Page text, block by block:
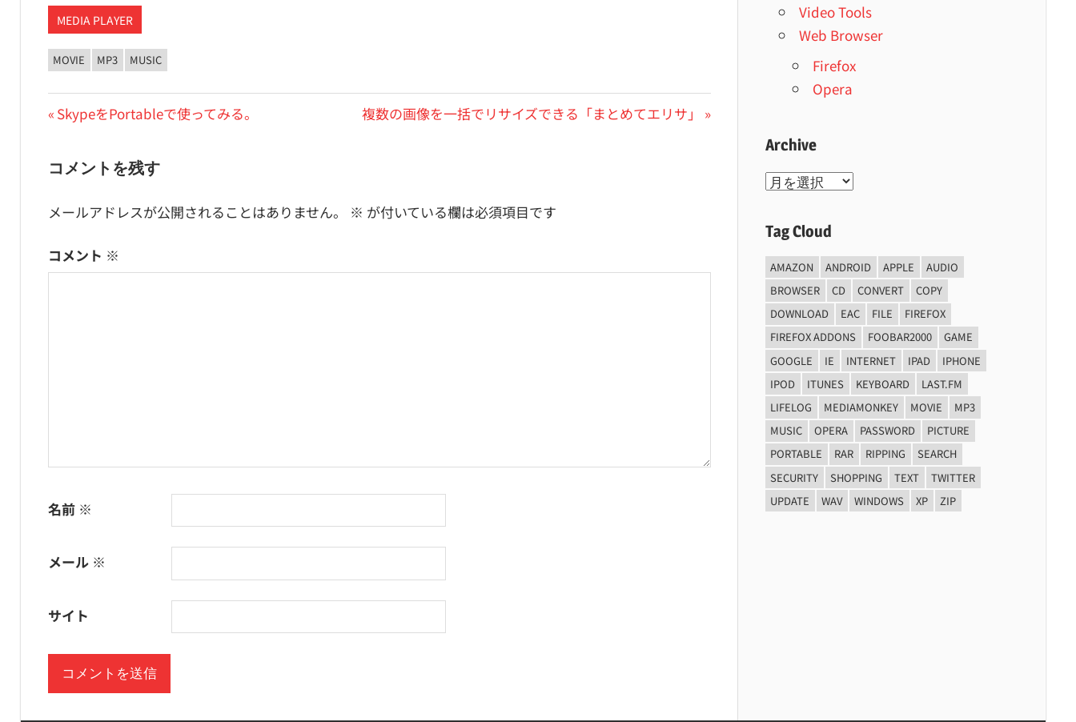
MEDIA PLAYER
MOVIE MP3 MUSIC
投
ナ
ビ
ー
前
投
稿:
SkypeをPortableで使ってみる。
次
複数の画像を一括でリサイズできる「まとめてエリサ」
コメントを残す
メールアドレスが公開されることはありません。 ※ が付いている欄は必須項目です
コメント ※
名前 ※
メール ※
サイト
Video Tools
Web Browser
Firefox
Opera
Archive
Archive
Tag Cloud
AMAZON ANDROID APPLE
AUDIO
BROWSER
CD CONVERT
COPY
DOWNLOAD
EAC FILE
FIREFOX
FIREFOX ADDONS
FOOBAR2000
GAME
GOOGLE
IE INTERNET IPAD
IPHONE
IPOD
ITUNES KEYBOARD
LAST.FM
LIFELOG
MEDIAMONKEY MOVIE
MP3
MUSIC
OPERA PASSWORD
PICTURE
PORTABLE
RAR RIPPING
SEARCH
SECURITY
SHOPPING TEXT
TWITTER
UPDATE
WAV WINDOWS XP ZIP